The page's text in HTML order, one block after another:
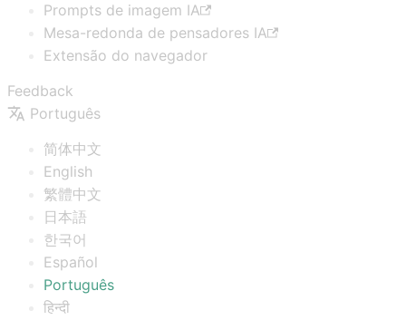
Prompts de imagem IA
Mesa-redonda de pensadores IA
Extensão do navegador
Feedback
Português
简体中文
English
繁體中文
日本語
한국어
Español
Português
हिन्दी